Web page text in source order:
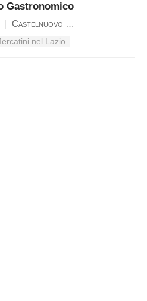
Gastronomico
| Castelnuovo Parano
nel Lazio